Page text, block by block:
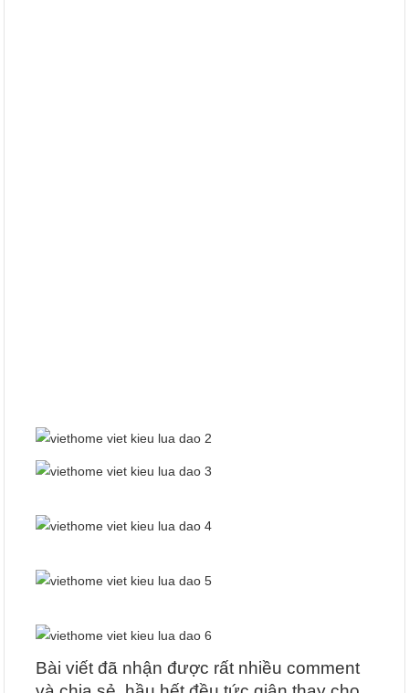
Bài viết đã nhận được rất nhiều comment